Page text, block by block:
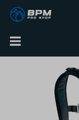
Alle
Kategorien